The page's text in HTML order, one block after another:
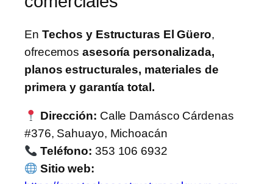
En Techos y Estructuras El Güero,
ofrecemosasesoría personalizada,
planos estructurales, materiales de
primera y garantía total.
Dirección: Calle Damásco Cárdenas
#376, Sahuayo, Michoacán
Teléfono: 353 106 6932
Sitio web: